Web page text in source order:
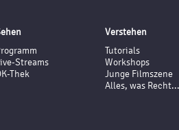
Streams
Thek
Verstehen
Tutorials
Workshops
Junge Filmszene
Alles, was Recht...